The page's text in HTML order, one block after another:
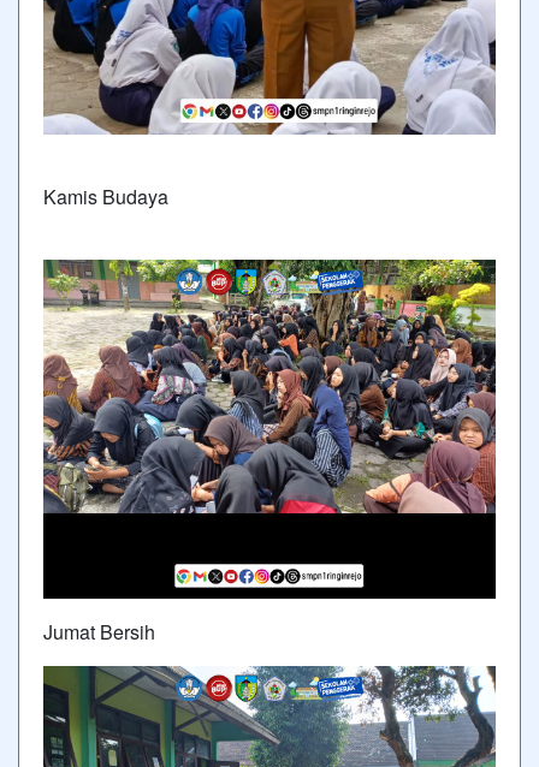
Kamis Budaya
Jumat Bersih